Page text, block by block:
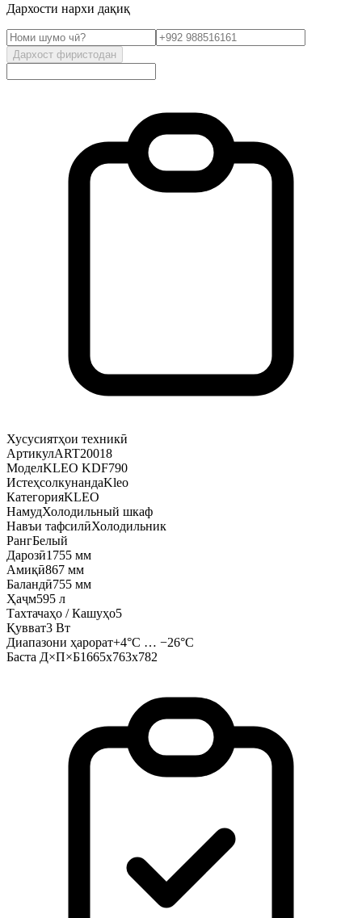
Дархости нархи дақиқ
Дархост фиристодан
Хусусиятҳои техникӣ
АртикулART20018
МоделKLEO KDF790
ИстеҳсолкунандаKleo
КатегорияKLEO
НамудХолодильный шкаф
Навъи тафсилӣХолодильник
РангБелый
Дарозӣ1755 мм
Амиқӣ867 мм
Баландӣ755 мм
Ҳаҷм595 л
Тахтачаҳо / Кашуҳо5
Қувват3 Вт
Диапазони ҳарорат+4°C … −26°C
Баста Д×П×Б1665x763x782